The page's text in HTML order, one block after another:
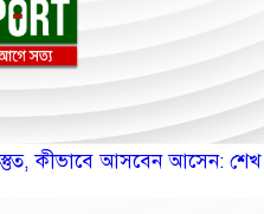
কীভাবে আসবেন আসেন: শেখ